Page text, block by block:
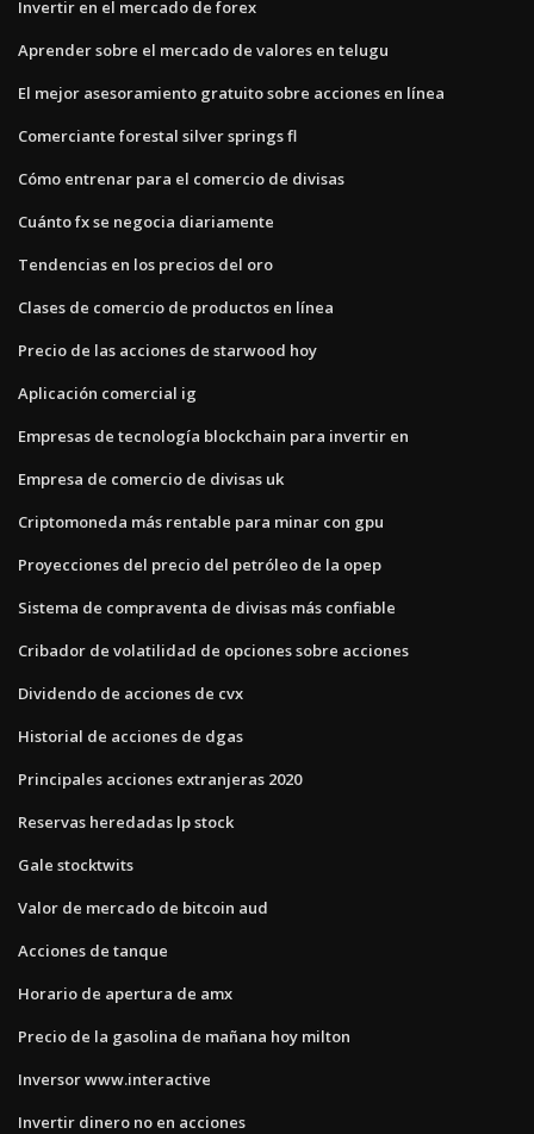
Invertir en el mercado de forex
Aprender sobre el mercado de valores en telugu
El mejor asesoramiento gratuito sobre acciones en línea
Comerciante forestal silver springs fl
Cómo entrenar para el comercio de divisas
Cuánto fx se negocia diariamente
Tendencias en los precios del oro
Clases de comercio de productos en línea
Precio de las acciones de starwood hoy
Aplicación comercial ig
Empresas de tecnología blockchain para invertir en
Empresa de comercio de divisas uk
Criptomoneda más rentable para minar con gpu
Proyecciones del precio del petróleo de la opep
Sistema de compraventa de divisas más confiable
Cribador de volatilidad de opciones sobre acciones
Dividendo de acciones de cvx
Historial de acciones de dgas
Principales acciones extranjeras 2020
Reservas heredadas lp stock
Gale stocktwits
Valor de mercado de bitcoin aud
Acciones de tanque
Horario de apertura de amx
Precio de la gasolina de mañana hoy milton
Inversor www.interactive
Invertir dinero no en acciones